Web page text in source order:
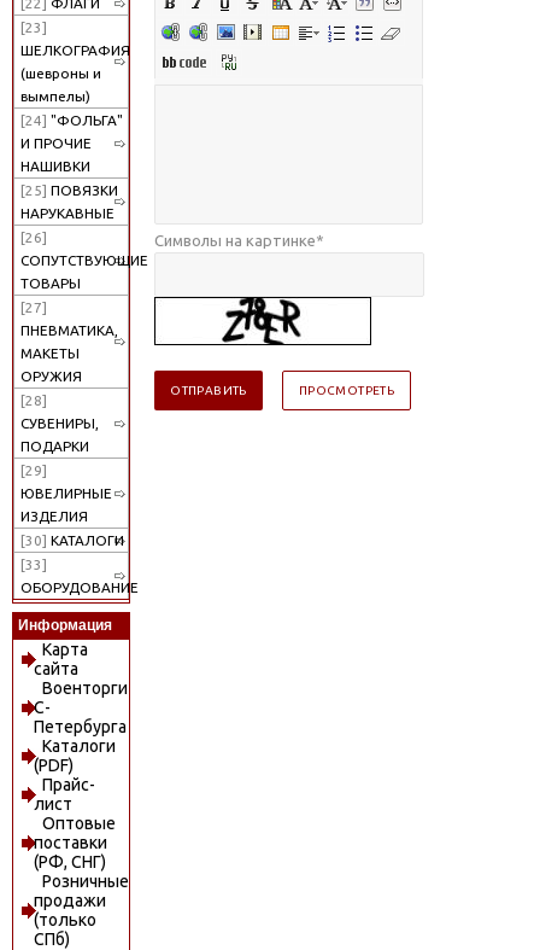
[22] ФЛАГИ
[23]
ШЕЛКОГРАФИЯ
(шевроны и
вымпелы)
[24] "ФОЛЬГА"
И ПРОЧИЕ
НАШИВКИ
[25] ПОВЯЗКИ
НАРУКАВНЫЕ
[26]
СОПУТСТВУЮЩИЕ
ТОВАРЫ
[27]
ПНЕВМАТИКА,
МАКЕТЫ
ОРУЖИЯ
[28]
СУВЕНИРЫ,
ПОДАРКИ
[29]
ЮВЕЛИРНЫЕ
ИЗДЕЛИЯ
[30] КАТАЛОГИ
[33]
ОБОРУДОВАНИЕ
Информация
Карта
сайта
Военторги
С-
Петербурга
Каталоги
(PDF)
Прайс-
лист
Оптовые
поставки
(РФ, СНГ)
Розничные
продажи
(только
СПб)
Символы на картинке*